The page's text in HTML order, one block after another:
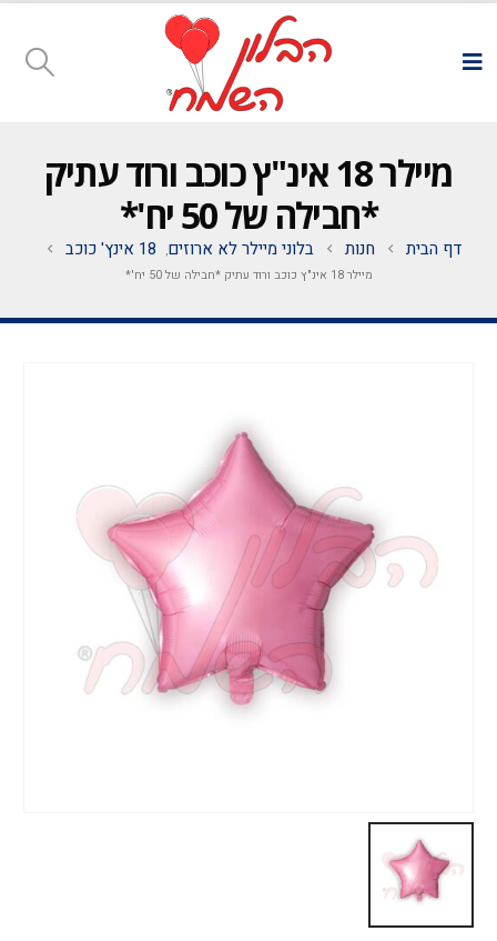
מיילר 18 אינ"ץ כוכב ורוד עתיק
*חבילה של 50 יח'*
דף הבית חנות בלוני מיילר לא ארוזים, 18 אינץ' כוכב
מיילר 18 אינ"ץ כוכב ורוד עתיק *חבילה של 50 יח'*